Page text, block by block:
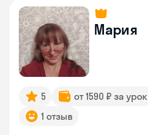
Мария
5 от 1590 ₽ за урок
1 отзыв